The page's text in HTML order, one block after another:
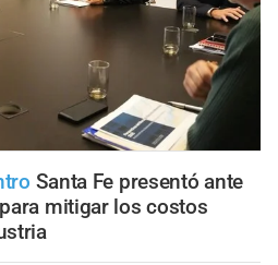
Santa Fe presentó ante
mitigar los costos